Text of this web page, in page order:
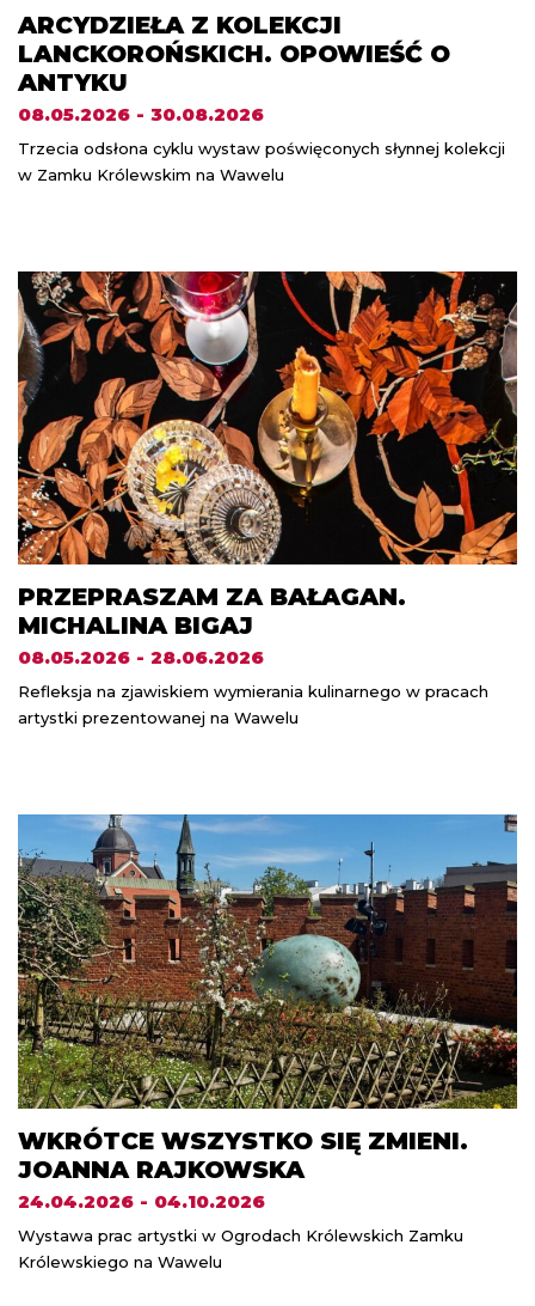
ARCYDZIEŁA Z KOLEKCJI
LANCKOROŃSKICH. OPOWIEŚĆ O
ANTYKU
08.05.2026 - 30.08.2026
Trzecia odsłona cyklu wystaw poświęconych słynnej kolekcji
w Zamku Królewskim na Wawelu
PRZEPRASZAM ZA BAŁAGAN.
MICHALINA BIGAJ
08.05.2026 - 28.06.2026
Refleksja na zjawiskiem wymierania kulinarnego w pracach
artystki prezentowanej na Wawelu
WKRÓTCE WSZYSTKO SIĘ ZMIENI.
JOANNA RAJKOWSKA
24.04.2026 - 04.10.2026
Wystawa prac artystki w Ogrodach Królewskich Zamku
Królewskiego na Wawelu